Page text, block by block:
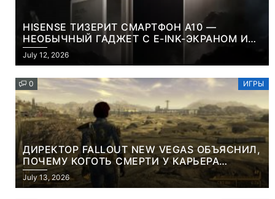
HISENSE ТИЗЕРИТ СМАРТФОН A10 —
НЕОБЫЧНЫЙ ГАДЖЕТ С E-INK-ЭКРАНОМ И
СЪЕМНОЙ LCD-ПАНЕЛЬЮ ДЛЯ ЦВЕТНОГО
КОНТЕНТА И СОЦСЕТЕЙ
July 12, 2026
0 ИГРЫ
ДИРЕКТОР FALLOUT NEW VEGAS ОБЪЯСНИЛ,
ПОЧЕМУ КОГОТЬ СМЕРТИ У КАРЬЕРА
НАМЕРЕННО СНОСИТ ВАМ ГОЛОВУ
July 13, 2026